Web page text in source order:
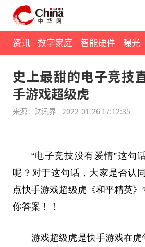
资讯 数字家庭 智能硬件 曝光
史上最甜的电子竞技
手游戏超级虎
来源：财讯界 2022-01-26 17:12:35
“电子竞技没有爱情”这句
呢？对于这句话，大家是否认
点快手游戏超级虎《和平精英》
你答案！！
游戏超级虎是快手游戏在虎